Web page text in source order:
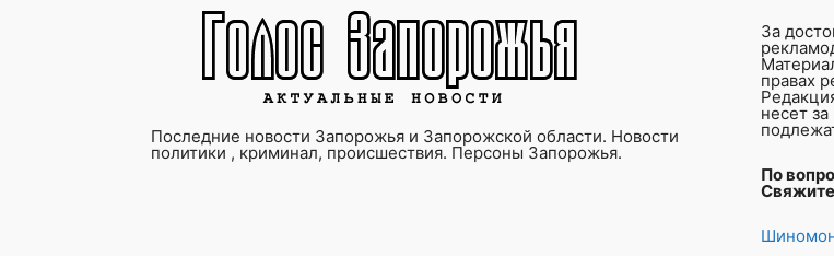
Последние новости Запорожья и Запорожской области. Новости
политики , криминал, происшествия. Персоны Запорожья.
За
правах
несет
По